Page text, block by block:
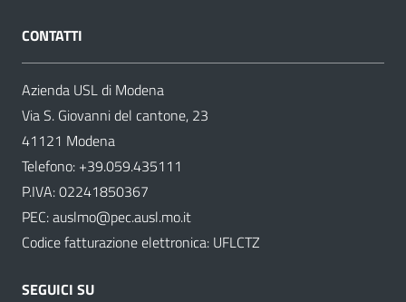
CONTATTI
Azienda USL di Modena
Via S. Giovanni del cantone, 23
41121 Modena
Telefono: +39.059.435111
P.IVA: 02241850367
PEC:auslmo@pec.ausl.mo.it
Codice fatturazione elettronica: UFLCTZ
SEGUICI SU